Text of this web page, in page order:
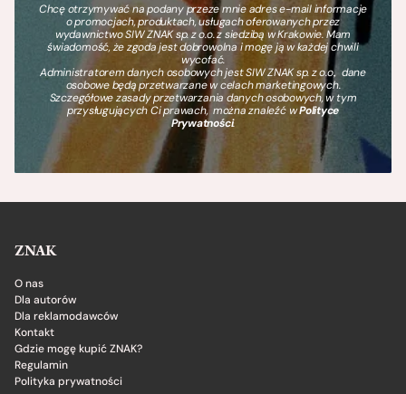
Chcę otrzymywać na podany przeze mnie adres e-mail informacje
o promocjach, produktach, usługach oferowanych przez
wydawnictwo SIW ZNAK sp. z o.o. z siedzibą w Krakowie. Mam
świadomość, że zgoda jest dobrowolna i mogę ją w każdej chwili
wycofać.
Administratorem danych osobowych jest SIW ZNAK sp. z o.o., dane
osobowe będą przetwarzane w celach marketingowych.
Szczegółowe zasady przetwarzania danych osobowych, w tym
przysługujących Ci prawach, można znaleźć wPolityce
Prywatności.
ZNAK
O nas
Dla autorów
Dla reklamodawców
Kontakt
Gdzie mogę kupić ZNAK?
Regulamin
Polityka prywatności